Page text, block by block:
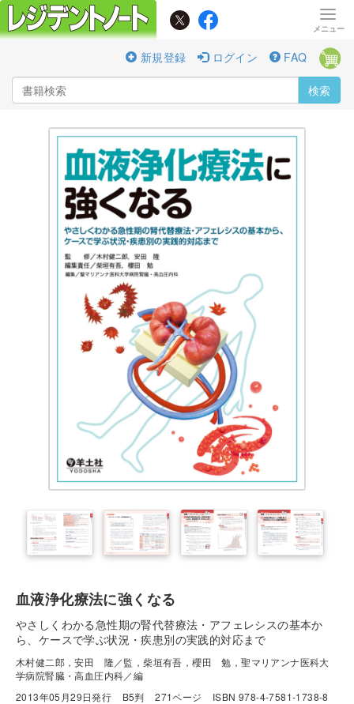
新規登録 ログイン FAQ
検索
血液浄化療法に強くなる
やさしくわかる急性期の腎代替療法・アフェレシスの基本か
ら、ケースで学ぶ状況・疾患別の実践的対応まで
木村健二郎，安田 隆／監，柴垣有吾，櫻田 勉，聖マリアンナ医科大
学病院腎臓・高血圧内科／編
2013年05月29日発行
B5判 271ページ ISBN 978-4-7581-1738-8